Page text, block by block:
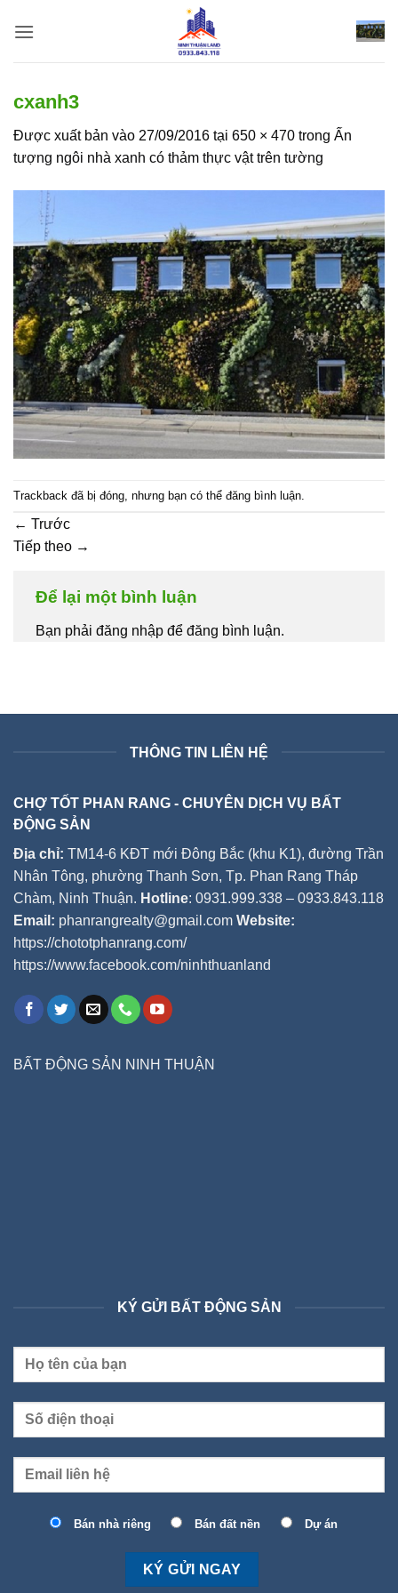
qua
cxanh3
Được xuất bản vào 27/09/2016 tại 650 × 470 trong Ấn
tượng ngôi nhà xanh có thảm thực vật trên tường
Trackback đã bị đóng, nhưng bạn có thể đăng bình luận
← Trước
Tiếp theo →
Để lại một bình luận
Bạn phải đăng nhập để đăng bình luận.
THÔNG TIN LIÊN HỆ
CHỢ TỐT PHAN RANG - CHUYÊN DỊCH VỤ BẤT
ĐỘNG SẢN
Địa chỉ: TM14-6 KĐT mới Đông Bắc (khu K1), đường Trần
Nhân Tông, phường Thanh Sơn, Tp. Phan Rang Tháp
Chàm, Ninh Thuận. Hotline: 0931.999.338 – 0933.843.118
Email: phanrangrealty@gmail.com Website:
https://chototphanrang.com/
https://www.facebook.com/ninhthuanland
BẤT ĐỘNG SẢN NINH THUẬN
KÝ GỬI BẤT ĐỘNG SẢN
Bán nhà riêng Bán đất nền Dự án